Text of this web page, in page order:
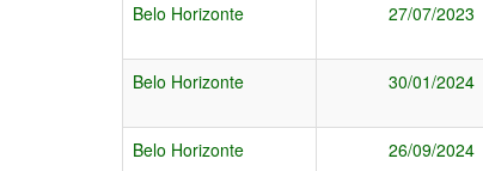
Belo Horizonte 27/07/2023
Belo Horizonte 30/01/2024
Belo Horizonte 26/09/2024